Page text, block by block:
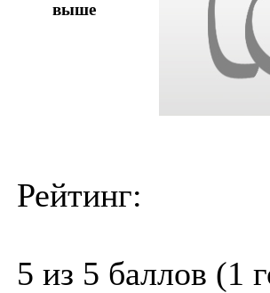
выше
Рейтинг:
5 из 5 баллов (1